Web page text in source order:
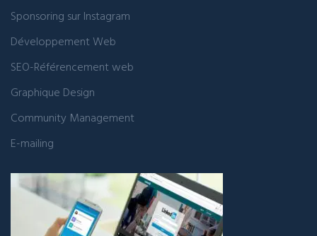
Sponsoring sur Instagram
Développement Web
SEO-Référencement web
Graphique Design
Community Management
E-mailing